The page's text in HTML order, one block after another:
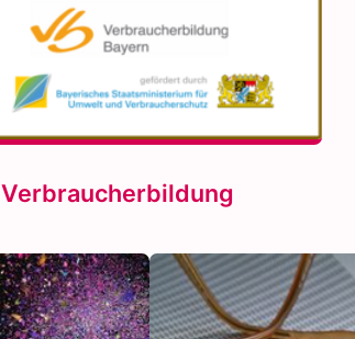
Verbraucherbildung